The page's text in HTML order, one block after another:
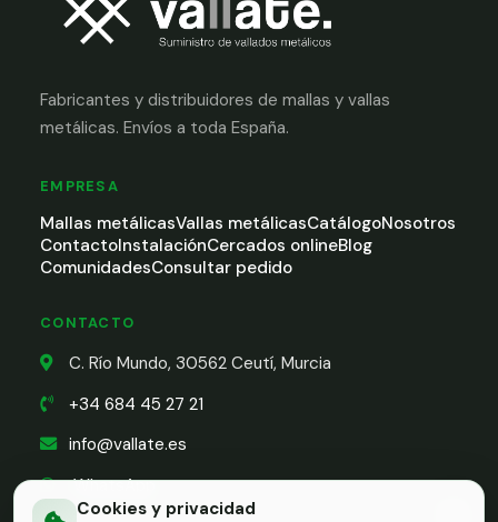
Cookies y privacidad
Fabricantes y distribuidores de mallas y vallas
metálicas. Envíos a toda España.
EMPRESA
Mallas metálicasVallas metálicasCatálogoNosotros
ContactoInstalaciónCercados onlineBlog
ComunidadesConsultar pedido
CONTACTO
C. Río Mundo, 30562 Ceutí, Murcia
+34 684 45 27 21
info@vallate.es
WhatsApp